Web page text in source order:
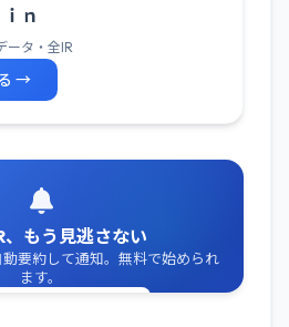
ｎ
ータ・全IR
→
、もう見逃さない
要約して通知。無料で始められ
ます。